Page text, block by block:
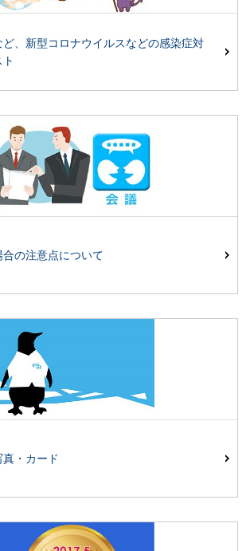
、新型コロナウイルスなどの感染症対
の注意点について
・カード